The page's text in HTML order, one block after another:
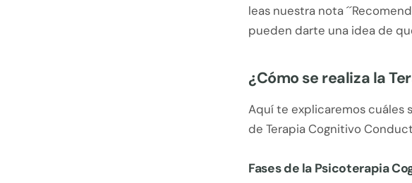
leas nuestra nota
pueden darte una idea de
¿Cómo se realiza la
Aquí te explicaremos cuáles
de Terapia Cognitivo
Fases de la Psicoterapia